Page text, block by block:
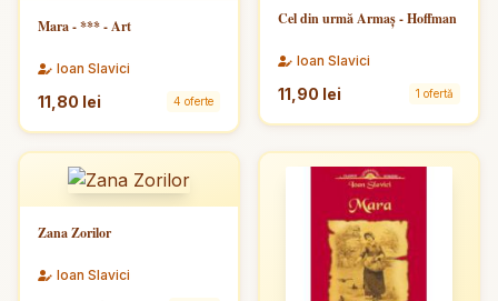
Mara - *** - Art
Ioan Slavici
11,80 lei 4 oferte
Cel din urmă Armaș - Hoffman
Ioan Slavici
11,90 lei 1 ofertă
Zana Zorilor
Ioan Slavici